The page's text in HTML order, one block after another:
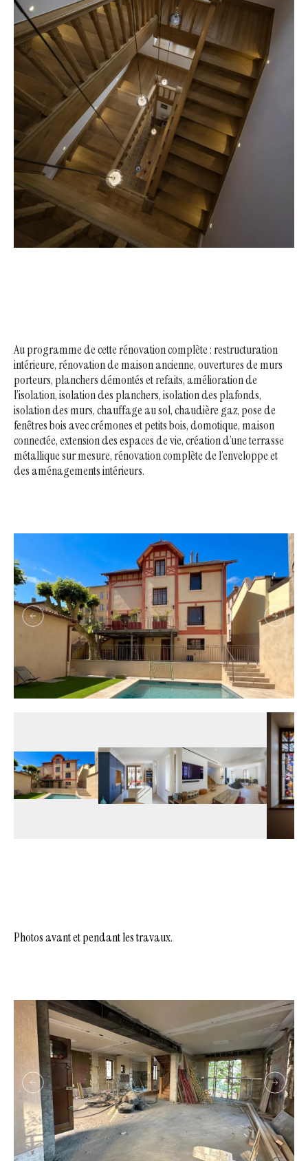
Au programme de cette rénovation complète : restructuration
intérieure, rénovation de maison ancienne, ouvertures de murs
porteurs, planchers démontés et refaits, amélioration de
l’isolation, isolation des planchers, isolation des plafonds,
isolation des murs, chauffage au sol, chaudière gaz, pose de
fenêtres bois avec crémones et petits bois, domotique, maison
connectée, extension des espaces de vie, création d’une terrasse
métallique sur mesure, rénovation complète de l’enveloppe et
des aménagements intérieurs.
Photos avant et pendant les travaux.